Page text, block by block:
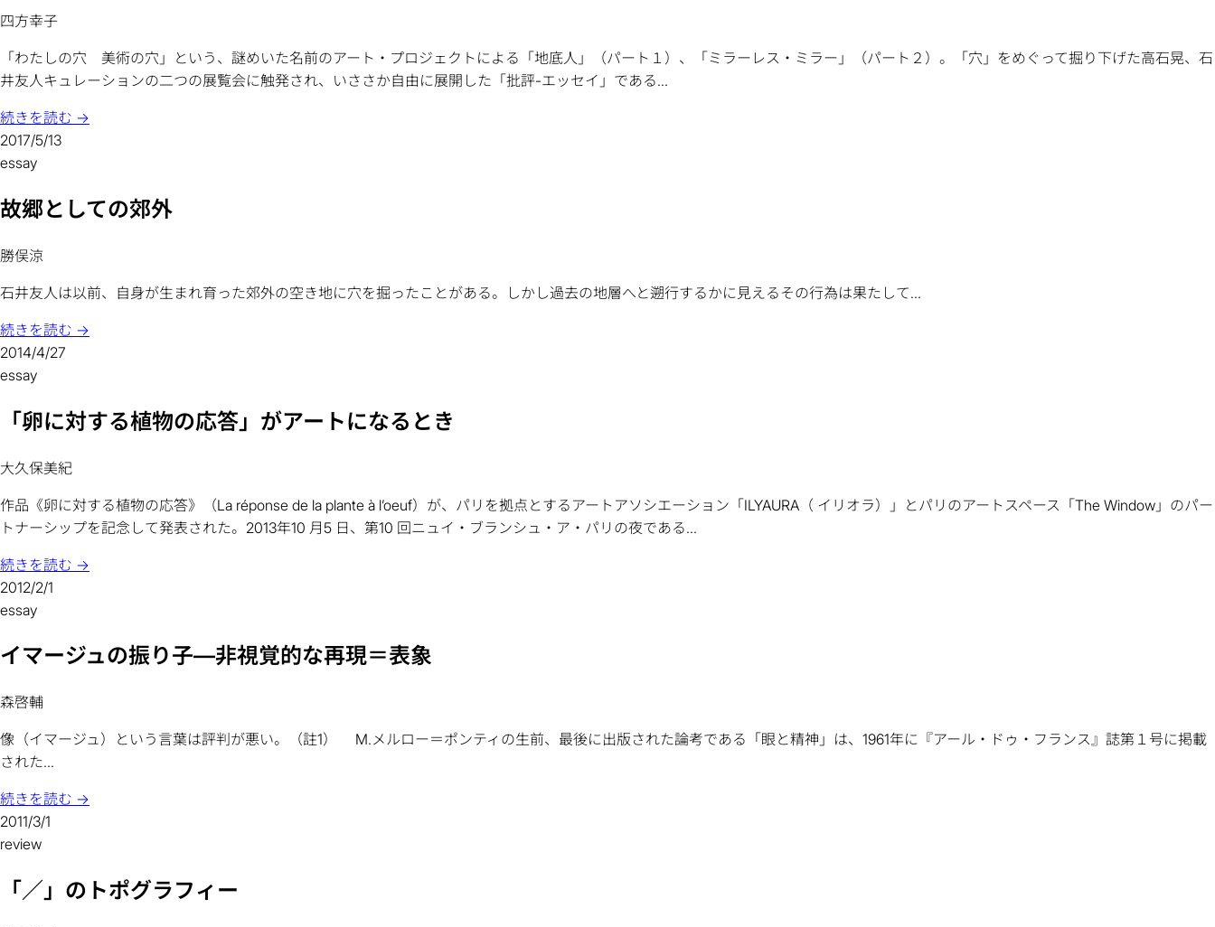
四方幸子
「わたしの穴 美術の穴」という、謎めいた名前のアート・プロジェクトによる「地底人」（パート１）、「ミラーレス・ミラー」（パート２）。「穴」をめぐって掘り下げた高石晃、石
井友人キュレーションの二つの展覧会に触発され、いささか自由に展開した「批評-エッセイ」である...
続きを読む →
2017/5/13
essay
故郷としての郊外
勝俣涼
石井友人は以前、自身が生まれ育った郊外の空き地に穴を掘ったことがある。しかし過去の地層へと遡行するかに見えるその行為は果たして...
続きを読む →
2014/4/27
essay
「卵に対する植物の応答」がアートになるとき
大久保美紀
作品《卵に対する植物の応答》（La réponse de la plante à l’oeuf）が、パリを拠点とするアートアソシエーション「ILYAURA（ イリオラ）」とパリのアートスペース「The Window」のパー
トナーシップを記念して発表された。2013年10 月5 日、第10 回ニュイ・ブランシュ・ア・パリの夜である...
続きを読む →
2012/2/1
essay
イマージュの振り子―非視覚的な再現＝表象
森啓輔
像（イマージュ）という言葉は評判が悪い。（註1） M.メルロー＝ポンティの生前、最後に出版された論考である「眼と精神」は、1961年に『アール・ドゥ・フランス』誌第１号に掲載
された...
続きを読む →
2011/3/1
review
「／」のトポグラフィー